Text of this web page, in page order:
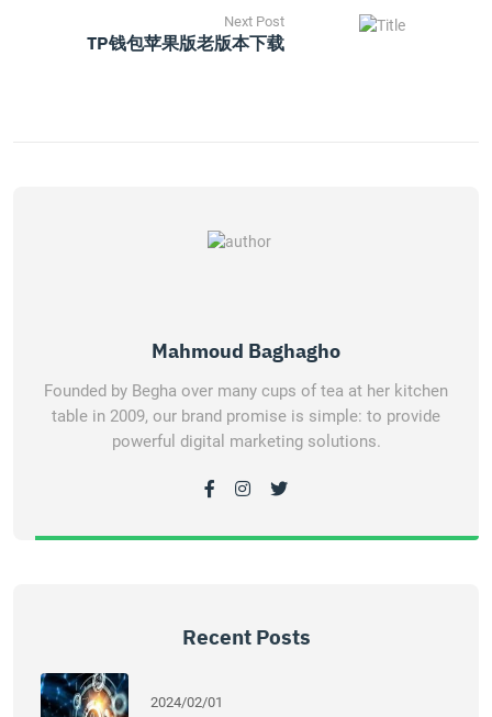
Next Post
TP钱包苹果版老版本下载
Mahmoud Baghagho
Founded by Begha over many cups of tea at her kitchen
table in 2009, our brand promise is simple: to provide
powerful digital marketing solutions.
Recent Posts
2024/02/01